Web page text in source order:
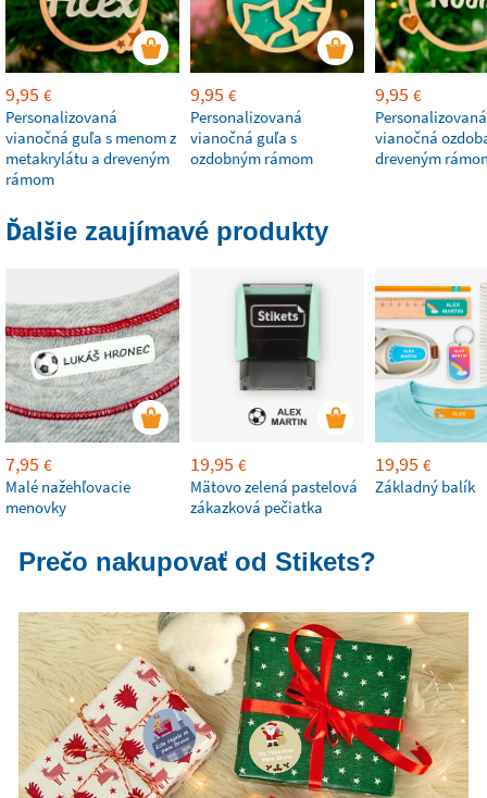
9,95 €
Personalizovaná
vianočná guľa s menom z
metakrylátu a dreveným
rámom
9,95 €
Personalizovaná
vianočná guľa s
ozdobným rámom
9,95 €
vianočná
dreveným
Ďalšie zaujímavé produkty
7,95 €
Malé nažehľovacie
menovky
19,95 €
Mätovo zelená pastelová
zákazková pečiatka
19,95 €
Základný balík
Prečo nakupovať od Stikets?